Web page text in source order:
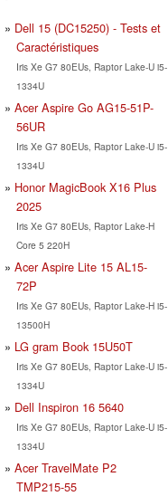
Dell 15 (DC15250) - Tests et
Caractéristiques
Iris Xe G7 80EUs, Raptor Lake-U i5-
1334U
Acer Aspire Go AG15-51P-
56UR
Iris Xe G7 80EUs, Raptor Lake-U i5-
1334U
Honor MagicBook X16 Plus
2025
Iris Xe G7 80EUs, Raptor Lake-H
Core 5 220H
Acer Aspire Lite 15 AL15-
72P
Iris Xe G7 80EUs, Raptor Lake-H i5-
13500H
LG gram Book 15U50T
Iris Xe G7 80EUs, Raptor Lake-U i5-
1334U
Dell Inspiron 16 5640
Iris Xe G7 80EUs, Raptor Lake-U i5-
1334U
Acer TravelMate P2
TMP215-55